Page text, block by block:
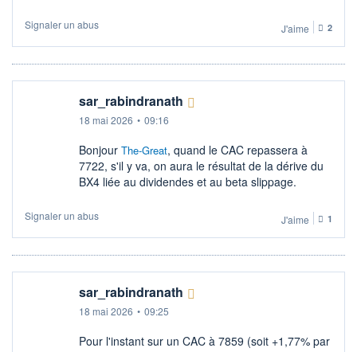
Signaler un abus J'aime 2
sar_rabindranath
18 mai 2026 • 09:16
Bonjour The-Great, quand le CAC repassera à
7722, s'il y va, on aura le résultat de la dérive du
BX4 liée au dividendes et au beta slippage.
Signaler un abus J'aime 1
sar_rabindranath
18 mai 2026 • 09:25
Pour l'instant sur un CAC à 7859 (soit +1,77% par